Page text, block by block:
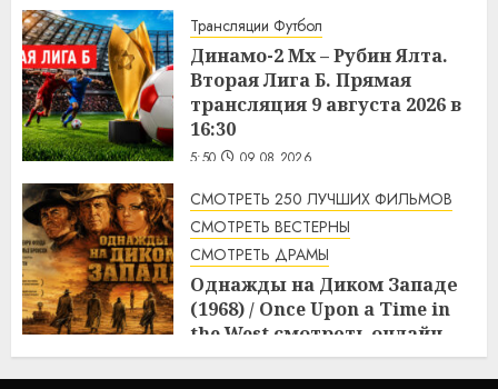
Трансляции Футбол
Динамо-2 Мх – Рубин Ялта.
Вторая Лига Б. Прямая
трансляция 9 августа 2026 в
16:30
5:50 09.08.2026
СМОТРЕТЬ 250 ЛУЧШИХ ФИЛЬМОВ
СМОТРЕТЬ ВЕСТЕРНЫ
СМОТРЕТЬ ДРАМЫ
Однажды на Диком Западе
(1968) / Once Upon a Time in
the West смотреть онлайн
5:08 09.08.2026